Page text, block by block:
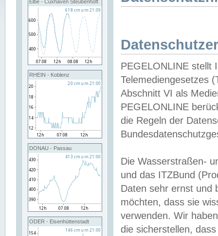
Elbe - Cuxhaven Steubenhöft
RHEIN - Koblenz
DONAU - Passau
ODER - Eisenhüttenstadt
PEGELONLINE stellt
Telemediengesetzes
Abschnitt VI als
PEGELONLINE
die Regeln der
Die Wasserstraßen-
und das ITZBund
Daten sehr ernst und
möchten, dass sie
verwenden. Wir
die sicherstellen,